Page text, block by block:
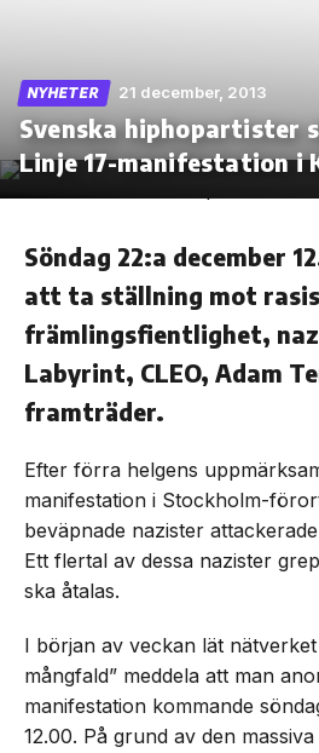
Skip
the
NYHETER 21 december, 2013
Svenska hiphopartister
Linje 17-manifestation i
Söndag 22:a december
att ta ställning mot
främlingsfientlighet,
Labyrint, CLEO, Adam
framträder.
Efter förra helgens
manifestation i Stockholm-
beväpnade nazister
Ett flertal av dessa nazister
ska åtalas.
I början av veckan lät
mångfald” meddela att man
manifestation kommande
12.00. På grund av den